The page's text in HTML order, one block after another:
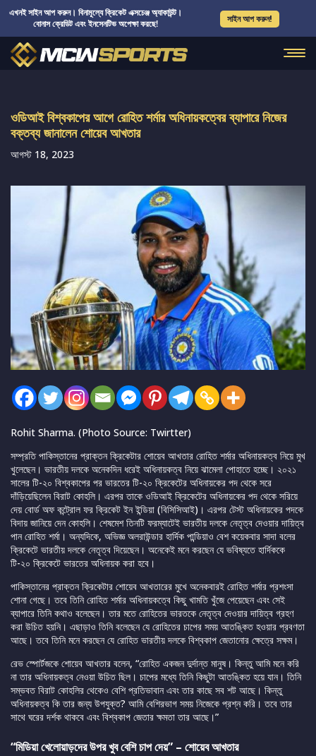
এখনই সাইন আপ করুন। বিনামূল্যে ক্রিকেট এক্সচেঞ্জ অ্যাকাউন্ট।
বোনাস ক্রেডিট এবং ইনসেনটিভ অপেক্ষা করছে!
সাইন আপ করুন!
ওডিআই বিশ্বকাপের আগে রোহিত শর্মার অধিনায়কত্বের ব্যাপারে নিজের
বক্তব্য জানালেন শোয়েব আখতার
আগস্ট 18, 2023
Rohit Sharma. (Photo Source: Twirtter)
সম্প্রতি পাকিস্তানের প্রাক্তন ক্রিকেটার শোয়েব আখতার রোহিত শর্মার অধিনায়কত্ব নিয়ে মুখ
খুলেছেন। ভারতীয় দলকে অনেকদিন ধরেই অধিনায়কত্ব নিয়ে ঝামেলা পোহাতে হচ্ছে। ২০২১
সালের টি-২০ বিশ্বকাপের পর ভারতের টি-২০ ক্রিকেটের অধিনায়কের পদ থেকে সরে
দাঁড়িয়েছিলেন বিরাট কোহলি। এরপর তাকে ওডিআই ক্রিকেটের অধিনায়কের পদ থেকে সরিয়ে
দেয় বোর্ড অফ কন্ট্রোল ফর ক্রিকেট ইন ইন্ডিয়া (বিসিসিআই)। এরপর টেস্ট অধিনায়কের পদকে
বিদায় জানিয়ে দেন কোহলি। শেষমেশ তিনটি ফরম্যাটেই ভারতীয় দলকে নেতৃত্ব দেওয়ার দায়িত্ব
পান রোহিত শর্মা। অন্যদিকে, অভিজ্ঞ অলরাউন্ডার হার্দিক পান্ডিয়াও বেশ কয়েকবার সাদা বলের
ক্রিকেটে ভারতীয় দলকে নেতৃত্ব দিয়েছেন। অনেকেই মনে করছেন যে ভবিষ্যতে হার্দিককে
টি-২০ ক্রিকেটে ভারতের অধিনায়ক করা হবে।
পাকিস্তানের প্রাক্তন ক্রিকেটার শোয়েব আখতারের মুখে অনেকবারই রোহিত শর্মার প্রশংসা
শোনা গেছে। তবে তিনি রোহিত শর্মার অধিনায়কত্বে কিছু খামতি খুঁজে পেয়েছেন এবং সেই
ব্যাপারে তিনি কথাও বলেছেন। তার মতে রোহিতের ভারতকে নেতৃত্ব দেওয়ার দায়িত্ব গ্রহণ
করা উচিত হয়নি। এছাড়াও তিনি বলেছেন যে রোহিতের চাপের সময় আতঙ্কিত হওয়ার প্রবণতা
আছে। তবে তিনি মনে করছেন যে রোহিত ভারতীয় দলকে বিশ্বকাপ জেতানোর ক্ষেত্রে সক্ষম।
রেভ স্পোর্টজকে শোয়েব আখতার বলেন, “রোহিত একজন দুর্দান্ত মানুষ। কিন্তু আমি মনে করি
না তার অধিনায়কত্ব নেওয়া উচিত ছিল। চাপের মধ্যে তিনি কিছুটা আতঙ্কিত হয়ে যান। তিনি
সম্ভবত বিরাট কোহলির থেকেও বেশি প্রতিভাবান এবং তার কাছে সব শট আছে। কিন্তু
অধিনায়কত্ব কি তার জন্য উপযুক্ত? আমি বেশিরভাগ সময় নিজেকে প্রশ্ন করি। তবে তার
সাথে ঘরের দর্শক থাকবে এবং বিশ্বকাপ জেতার ক্ষমতা তার আছে।”
“মিডিয়া খেলোয়াড়দের উপর খুব বেশি চাপ দেয়” – শোয়েব আখতার